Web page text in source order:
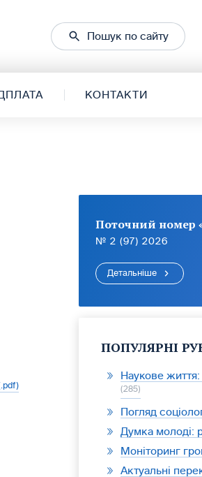
Пошук по сайту
КОНТАКТИ
Поточний номер
№ 2 (97) 2026
Детальніше
ПОПУЛЯРНІ
Наукове життя:
285
Погляд
Думка молоді:
Моніторинг
Актуальні